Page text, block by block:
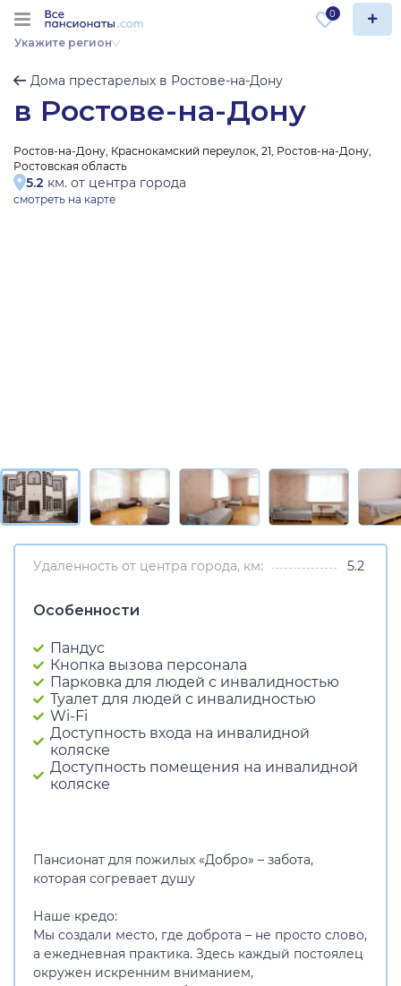
Укажите регион
0
Дома престарелых в Ростове-на-Дону
в Ростове-на-Дону
Ростов-на-Дону, Краснокамский переулок, 21, Ростов-на-Дону,
Ростовская область
5.2 км. от центра города
смотреть на карте
Удаленность от центра города, км: 5.2
Особенности
Пандус
Кнопка вызова персонала
Парковка для людей с инвалидностью
Туалет для людей с инвалидностью
Wi-Fi
Доступность входа на инвалидной
коляске
Доступность помещения на инвалидной
коляске
Пансионат для пожилых «Добро» – забота,
которая согревает душу
Наше кредо:
Мы создали место, где доброта – не просто слово,
а ежедневная практика. Здесь каждый постоялец
окружен искренним вниманием,